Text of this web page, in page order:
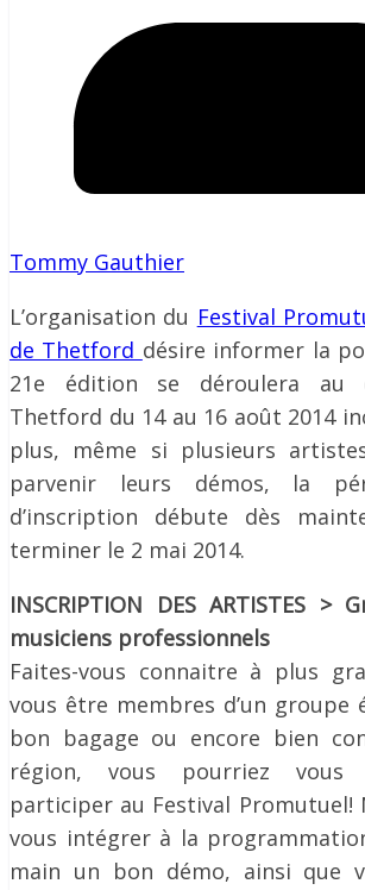
Tommy Gauthier
L’organisation du Festival
de Thetford désire informer la
21e édition se déroulera au
Thetford du 14 au 16 août 2014
plus, même si plusieurs
parvenir leurs démos, la
d’inscription débute dès
terminer le 2 mai 2014.
INSCRIPTION DES ARTISTES >
musiciens professionnels
Faites-vous connaitre à plus
vous être membres d’un groupe
bon bagage ou encore bien
région, vous pourriez vous
participer au Festival Promutuel!
vous intégrer à la
main un bon démo, ainsi que